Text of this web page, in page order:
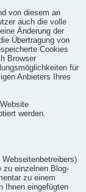
von diesem an
auch die volle
Änderung der
Übertragung von
Cookies
Browser
für
Anbieters Ihres
werden.
zu einzelnen Blog-
zu einem
Ihnen eingefügten